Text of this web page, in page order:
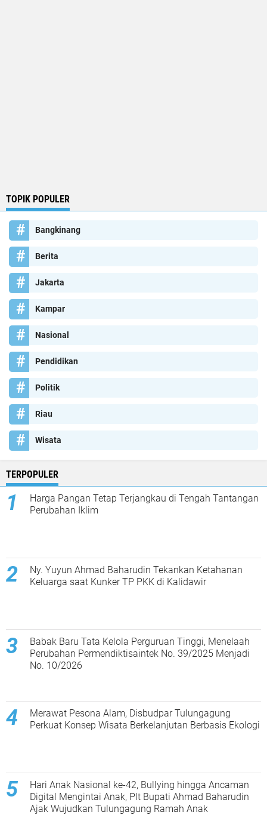
TOPIK POPULER
Bangkinang
Berita
Jakarta
Kampar
Nasional
Pendidikan
Politik
Riau
Wisata
TERPOPULER
Harga Pangan Tetap Terjangkau di Tengah Tantangan
Perubahan Iklim
Ny. Yuyun Ahmad Baharudin Tekankan Ketahanan
Keluarga saat Kunker TP PKK di Kalidawir
Babak Baru Tata Kelola Perguruan Tinggi, Menelaah
Perubahan Permendiktisaintek No. 39/2025 Menjadi
No. 10/2026
Merawat Pesona Alam, Disbudpar Tulungagung
Perkuat Konsep Wisata Berkelanjutan Berbasis Ekologi
Hari Anak Nasional ke-42, Bullying hingga Ancaman
Digital Mengintai Anak, Plt Bupati Ahmad Baharudin
Ajak Wujudkan Tulungagung Ramah Anak